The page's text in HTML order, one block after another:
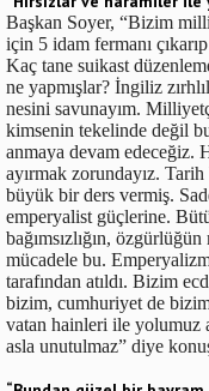
Başkan Soyer, “Bizim
için 5 idam fermanı
Kaç tane suikast
ne yapmışlar? İngiliz
nesini savunayım.
kimsenin tekelinde değil
anmaya devam edeceğiz.
ayırmak zorundayız.
büyük bir ders vermiş.
emperyalist güçlerine.
bağımsızlığın,
mücadele bu.
tarafından atıldı. Bizim
bizim, cumhuriyet de
vatan hainleri ile yolumuz
asla unutulmaz” diye